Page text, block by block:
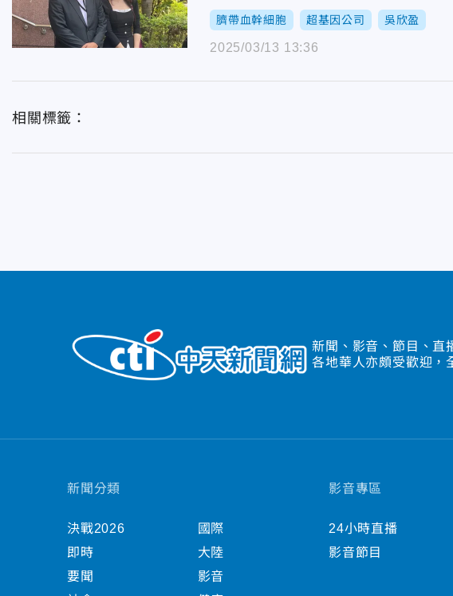
臍帶血幹細胞 超基因公司 吳欣盈
2025/03/13 13:36
相關標籤：
新聞、影音、節目、直
各地華人亦頗受歡迎，
新聞分類
決戰2026
即時
要聞
國際
大陸
影音
影音專區
24小時直播
影音節目